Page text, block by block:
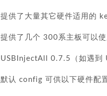
提供了大量其它硬件适用的
提供了几个 300系主板可以
USBInjectAll 0.7.5（如遇到
默认 config 可供以下硬件配